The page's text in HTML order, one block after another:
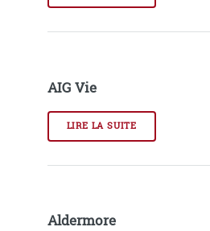
AIG Vie
LIRE LA SUITE
Aldermore